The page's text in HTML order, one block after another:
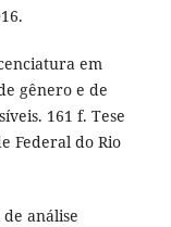
em
gênero e de
161 f. Tese
Federal do Rio
análise